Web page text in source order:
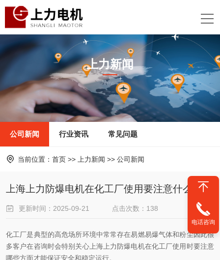
上力新闻
News
公司新闻 行业资讯 常见问题
当前位置： 首页 >> 上力新闻 >> 公司新闻
上海上力防爆电机在化工厂使用要注意什么
更新时间：2025-09-21 点击次数：138
化工厂是典型的高危场所环境中常常存在易燃易爆气体和粉尘因此很
多客户在咨询时会特别关心上海上力防爆电机在化工厂使用时要注意
哪些方面才能保证安全和稳定运行。
电话咨询